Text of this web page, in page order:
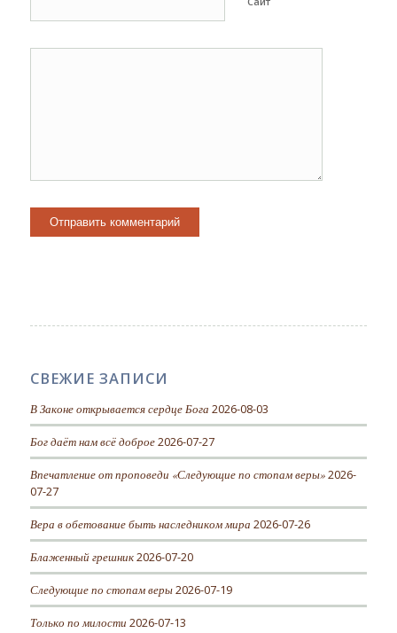
СВЕЖИЕ ЗАПИСИ
В Законе открывается сердце Бога 2026-08-03
Бог даёт нам всё доброе 2026-07-27
Впечатление от проповеди «Следующие по стопам веры» 2026-
07-27
Вера в обетование быть наследником мира 2026-07-26
Блаженный грешник 2026-07-20
Следующие по стопам веры 2026-07-19
Только по милости 2026-07-13